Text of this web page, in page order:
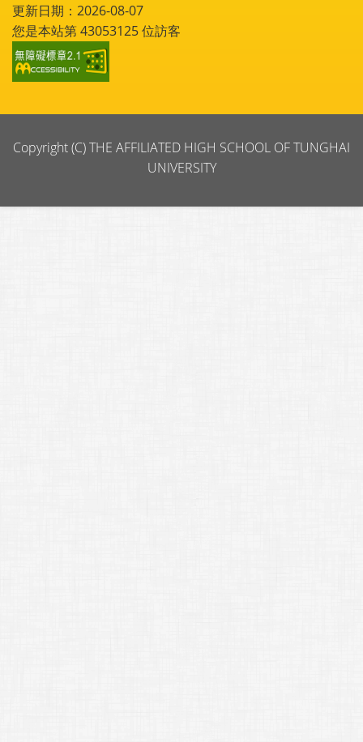
更新日期：2026-08-07
您是本站第43053125位訪客
Copyright (C) THE AFFILIATED HIGH SCHOOL OF TUNGHAI
UNIVERSITY